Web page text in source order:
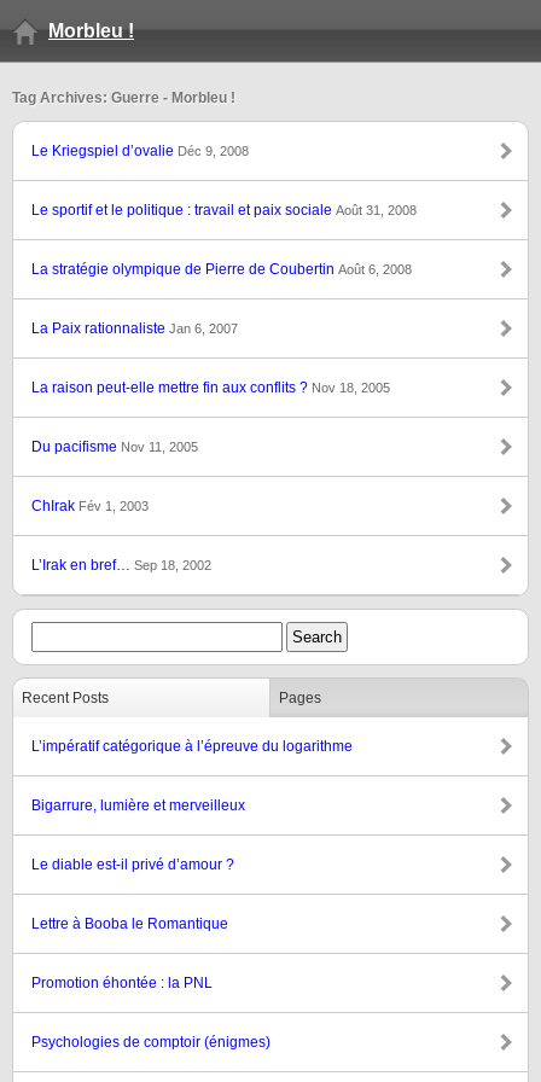
Morbleu !
Tag Archives: Guerre - Morbleu !
Le Kriegspiel d’ovalie Déc 9, 2008
Le sportif et le politique : travail et paix sociale Août 31, 2008
La stratégie olympique de Pierre de Coubertin Août 6, 2008
La Paix rationnaliste Jan 6, 2007
La raison peut-elle mettre fin aux conflits ? Nov 18, 2005
Du pacifisme Nov 11, 2005
ChIrak Fév 1, 2003
L’Irak en bref… Sep 18, 2002
Recent Posts Pages
L’impératif catégorique à l’épreuve du logarithme
Bigarrure, lumière et merveilleux
Le diable est-il privé d’amour ?
Lettre à Booba le Romantique
Promotion éhontée : la PNL
Psychologies de comptoir (énigmes)